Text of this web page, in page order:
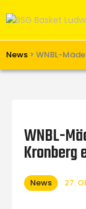
News > WNBL-Verein
WNBL-
Kronberg
News 27.